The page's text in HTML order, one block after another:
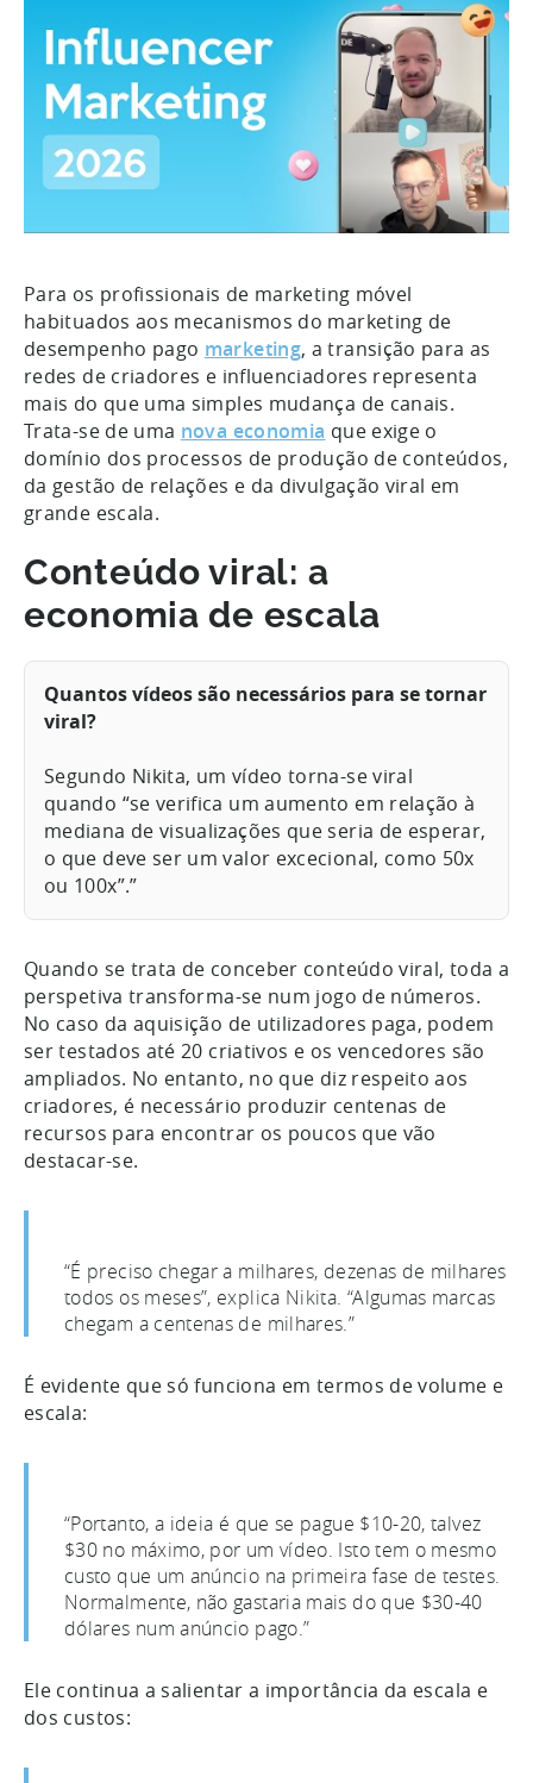
Para os profissionais de marketing móvel
habituados aos mecanismos do marketing de
desempenho pago marketing, a transição para as
redes de criadores e influenciadores representa
mais do que uma simples mudança de canais.
Trata-se de uma nova economia que exige o
domínio dos processos de produção de conteúdos,
da gestão de relações e da divulgação viral em
grande escala.
Conteúdo viral: a
economia de escala
Quantos vídeos são necessários para se tornar
viral?
Segundo Nikita, um vídeo torna-se viral
quando “se verifica um aumento em relação à
mediana de visualizações que seria de esperar,
o que deve ser um valor excecional, como 50x
ou 100x”.”
Quando se trata de conceber conteúdo viral, toda a
perspetiva transforma-se num jogo de números.
No caso da aquisição de utilizadores paga, podem
ser testados até 20 criativos e os vencedores são
ampliados. No entanto, no que diz respeito aos
criadores, é necessário produzir centenas de
recursos para encontrar os poucos que vão
destacar-se.
“É preciso chegar a milhares, dezenas de milhares
todos os meses”, explica Nikita. “Algumas marcas
chegam a centenas de milhares.”
É evidente que só funciona em termos de volume e
escala:
“Portanto, a ideia é que se pague $10-20, talvez
$30 no máximo, por um vídeo. Isto tem o mesmo
custo que um anúncio na primeira fase de testes.
Normalmente, não gastaria mais do que $30-40
dólares num anúncio pago.”
Ele continua a salientar a importância da escala e
dos custos: